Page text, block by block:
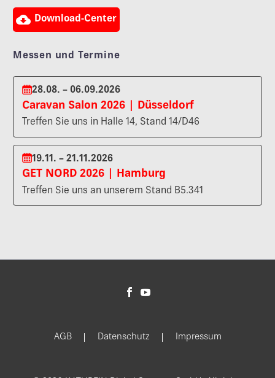
 Download-Center
Messen und Termine
28.08. – 06.09.2026
Caravan Salon 2026 | Düsseldorf
Treffen Sie uns in Halle 14, Stand 14/D46
19.11. – 21.11.2026
GET NORD 2026 | Hamburg
Treffen Sie uns an unserem Stand B5.341
AGB Datenschutz Impressum